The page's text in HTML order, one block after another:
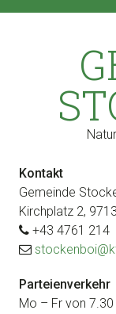
Zur
Zum
Zur
Zur
Kontakt
Gemeinde
Kirchplatz 2,
+43 4761 214
Parteienverkehr
Mo – Fr von 7.30